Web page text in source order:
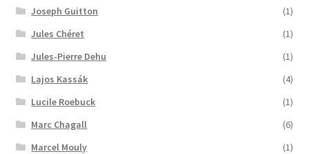
Joseph Guitton
(1)
Jules Chéret
(1)
Jules-Pierre Dehu
(1)
Lajos Kassák
(4)
Lucile Roebuck
(1)
Marc Chagall
(6)
Marcel Mouly
(1)